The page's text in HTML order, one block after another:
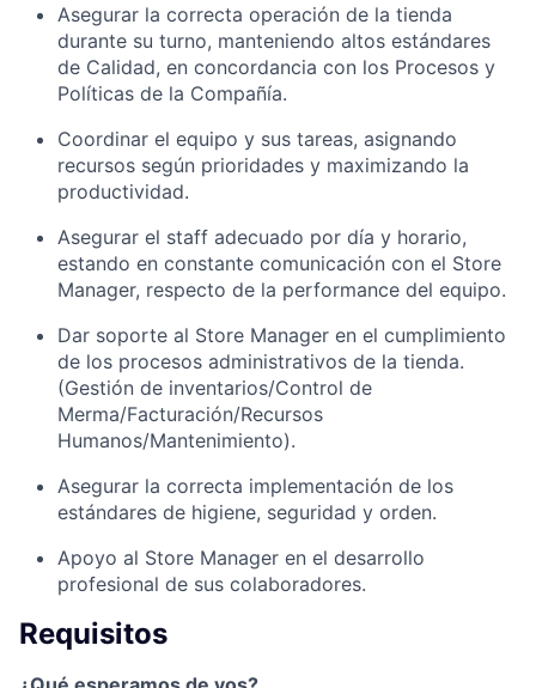
Asegurar la correcta operación de la tienda
durante su turno, manteniendo altos estándares
de Calidad, en concordancia con los Procesos y
Políticas de la Compañía.
Coordinar el equipo y sus tareas, asignando
recursos según prioridades y maximizando la
productividad.
Asegurar el staff adecuado por día y horario,
estando en constante comunicación con el Store
Manager, respecto de la performance del equipo.
Dar soporte al Store Manager en el cumplimiento
de los procesos administrativos de la tienda.
(Gestión de inventarios/Control de
Merma/Facturación/Recursos
Humanos/Mantenimiento).
Asegurar la correcta implementación de los
estándares de higiene, seguridad y orden.
Apoyo al Store Manager en el desarrollo
profesional de sus colaboradores.
Requisitos